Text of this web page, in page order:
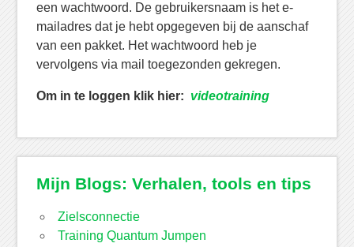
een wachtwoord. De gebruikersnaam is het e-
mailadres dat je hebt opgegeven bij de aanschaf
van een pakket. Het wachtwoord heb je
vervolgens via mail toegezonden gekregen.
Om in te loggen klik hier: videotraining
Mijn Blogs: Verhalen, tools en tips
Zielsconnectie
Training Quantum Jumpen